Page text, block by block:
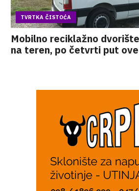
TVRTKA ČISTOĆA
Mobilno reciklažno
na teren, po četvrti put